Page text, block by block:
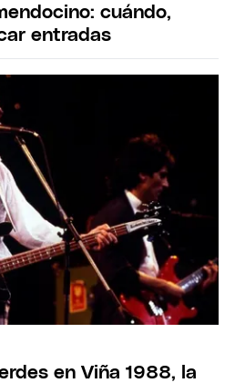
cuándo,
entradas
en Viña 1988, la